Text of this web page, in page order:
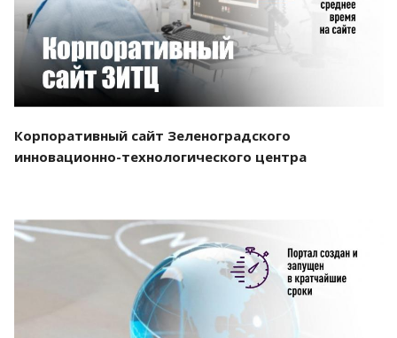
Корпоративный сайт Зеленоградского
инновационно-технологического центра